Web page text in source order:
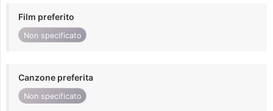
Film preferito
Non specificato
Canzone preferita
Non specificato